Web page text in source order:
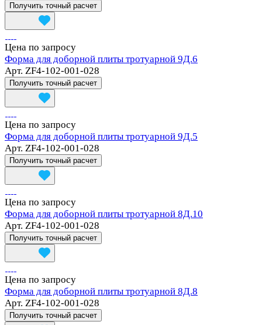
Получить точный расчет
Цена по запросу
Форма для доборной плиты тротуарной 9Д.6
Арт. ZF4-102-001-028
Получить точный расчет
Цена по запросу
Форма для доборной плиты тротуарной 9Д.5
Арт. ZF4-102-001-028
Получить точный расчет
Цена по запросу
Форма для доборной плиты тротуарной 8Д.10
Арт. ZF4-102-001-028
Получить точный расчет
Цена по запросу
Форма для доборной плиты тротуарной 8Д.8
Арт. ZF4-102-001-028
Получить точный расчет